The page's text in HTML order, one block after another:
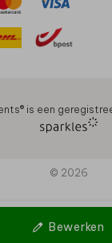
Bewerken
is een
© 2026